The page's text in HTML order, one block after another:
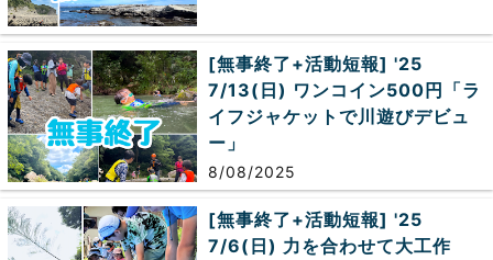
[無事終了+活動短報] '25
7/13(日) ワンコイン500円「ラ
イフジャケットで川遊びデビュ
ー」
8/08/2025
[無事終了+活動短報] '25
7/6(日) 力を合わせて大工作